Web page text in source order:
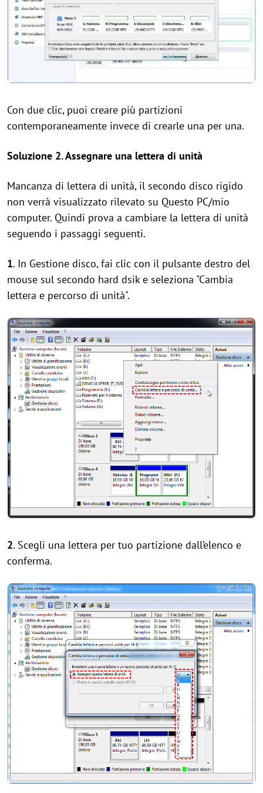
Con due clic, puoi creare più partizioni
contemporaneamente invece di crearle una per una.
Soluzione 2. Assegnare una lettera di unità
Mancanza di lettera di unità, il secondo disco rigido
non verrà visualizzato rilevato su Questo PC/mio
computer. Quindi prova a cambiare la lettera di unità
seguendo i passaggi seguenti.
1. In Gestione disco, fai clic con il pulsante destro del
mouse sul secondo hard dsik e seleziona "Cambia
lettera e percorso di unità".
2. Scegli una lettera per tuo partizione dall’elenco e
conferma.